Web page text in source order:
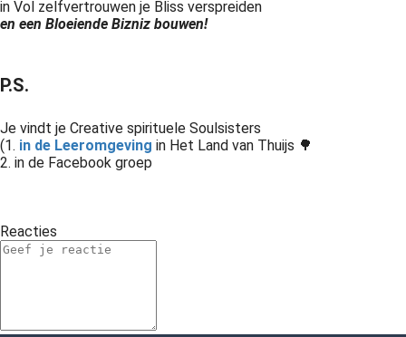
in Vol zelfvertrouwen je Bliss verspreiden
en een Bloeiende Bizniz bouwen!
P.S.
Je vindt je Creative spirituele Soulsisters
(1. in de Leeromgeving in Het Land van Thuijs 🌳
2. in de Facebook groep
Reacties